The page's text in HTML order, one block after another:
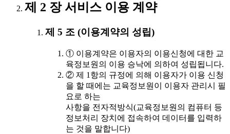
제 2 장 서비스 이용 계약
제 5 조 (이용계약의 성립)
① 이용계약은 이용자의 이용신청에 대한 교
육정보원의 이용 승낙에 의하여 성립됩니다.
② 제 1항의 규정에 의해 이용자가 이용 신청
을 할 때에는 교육정보원이 이용자 관리시 필
요로 하는
사항을 전자적방식(교육정보원의 컴퓨터 등
정보처리 장치에 접속하여 데이터를 입력하
는 것을 말합니다)